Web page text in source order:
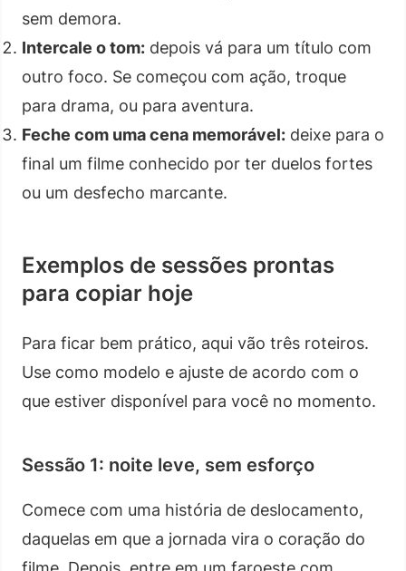
sem demora.
Intercale o tom: depois vá para um título com
outro foco. Se começou com ação, troque
para drama, ou para aventura.
Feche com uma cena memorável: deixe para o
final um filme conhecido por ter duelos fortes
ou um desfecho marcante.
Exemplos de sessões prontas
para copiar hoje
Para ficar bem prático, aqui vão três roteiros.
Use como modelo e ajuste de acordo com o
que estiver disponível para você no momento.
Sessão 1: noite leve, sem esforço
Comece com uma história de deslocamento,
daquelas em que a jornada vira o coração do